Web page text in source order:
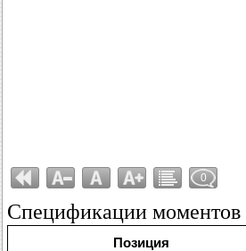
0
Спецификации моментов
Позиция